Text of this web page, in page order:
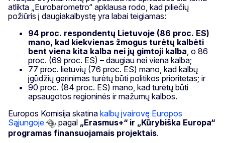
atlikta „Eurobarometro“ apklausa rodo, kad piliečių
požiūris į daugiakalbystę yra labai teigiamas:
94 proc. respondentų Lietuvoje (86 proc. ES)
mano, kad kiekvienas žmogus turėtų kalbėti
bent viena kita kalba nei jų gimtoji kalba , o 86
proc. (69 proc. ES) – daugiau nei viena kalba;
77 proc. lietuvių (76 proc. ES) mano, kad kalbų
įgūdžių gerinimas turėtų būti politikos prioritetas; ir
90 proc. (84 proc. ES) mano, kad turėtų būti
apsaugotos regioninės ir mažumų kalbos.
Europos Komisija skatina kalbų įvairovę Europos
Sąjungoje
pagal „Erasmus+“ ir „Kūrybiška Europa“
programas finansuojamais projektais.